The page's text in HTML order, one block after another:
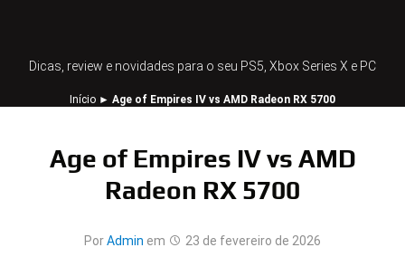
Dicas, review e novidades para o seu PS5, Xbox Series X e PC
Início ► Age of Empires IV vs AMD Radeon RX 5700
Age of Empires IV vs AMD
Radeon RX 5700
PorAdmin em 23 de fevereiro de 2026